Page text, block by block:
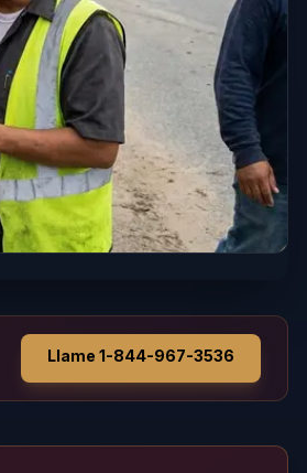
Llame 1-844-967-3536